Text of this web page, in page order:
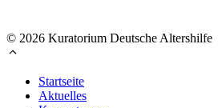
© 2026 Kuratorium Deutsche Altershilfe
Startseite
Aktuelles